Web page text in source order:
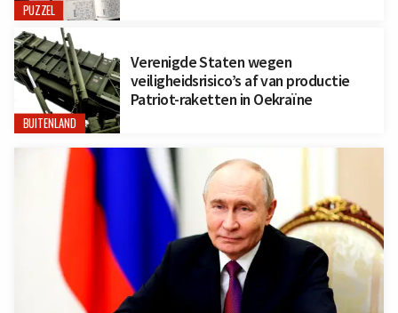
PUZZEL
BUITENLAND
Verenigde Staten wegen
veiligheidsrisico’s af van productie
Patriot-raketten in Oekraïne